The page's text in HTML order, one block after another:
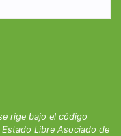
rige bajo el código
Estado Libre Asociado de